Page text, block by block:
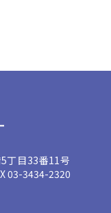
丁目33番11号
03-3434-2320